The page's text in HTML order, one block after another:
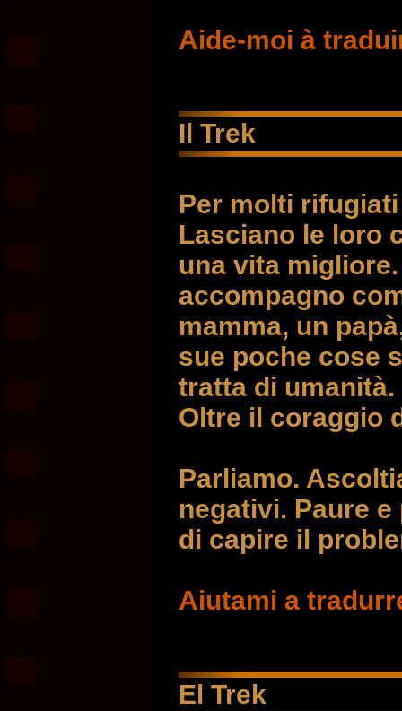
Aide-moi à
Il Trek
Per molti
Lasciano le loro
una vita
accompagno
mamma, un
sue poche cose
tratta di
Oltre il coraggio
Parliamo.
negativi. Paure
di capire il
Aiutami a
El Trek